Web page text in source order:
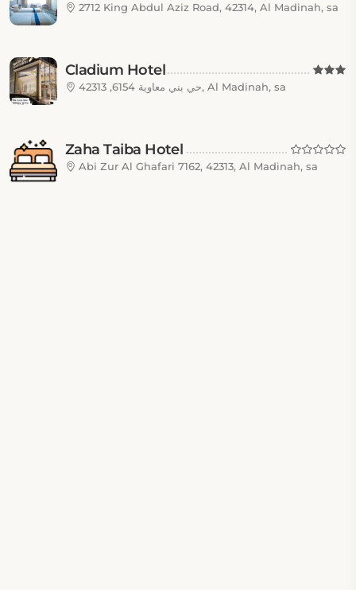
2712 King Abdul Aziz Road, 42314, Al Madinah, sa
Cladium Hotel
حي بني معاوية 6154, 42313, Al Madinah, sa
Zaha Taiba Hotel
Abi Zur Al Ghafari 7162, 42313, Al Madinah, sa